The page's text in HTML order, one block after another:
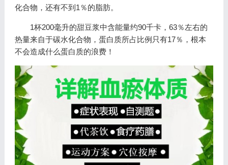
化合物，还有不到1％的脂肪。
1杯200毫升的甜豆浆中含能量约90千卡，63％左右的
热量来自于碳水化合物，蛋白质所占比例只有17％，根本
不会造成什么蛋白质的浪费！